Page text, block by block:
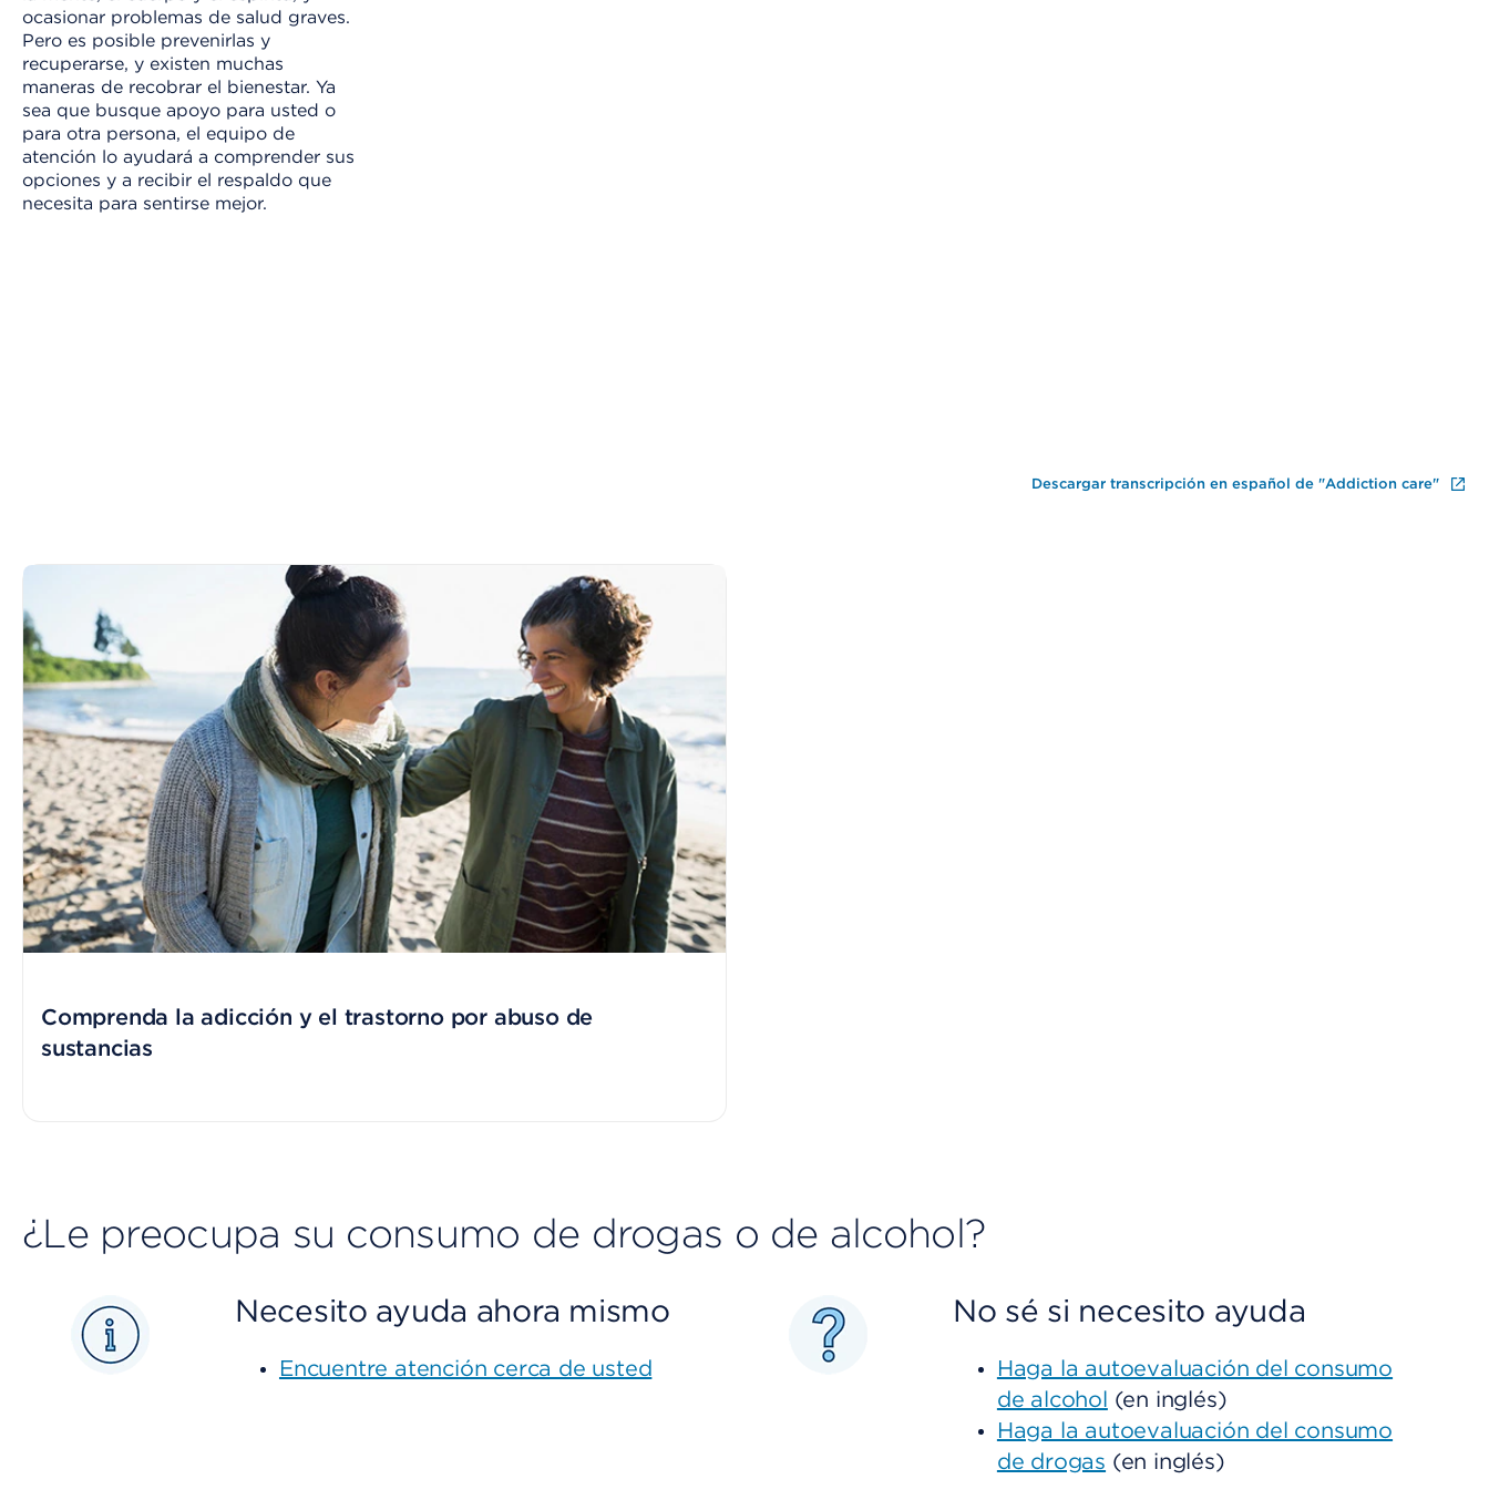
ocasionar problemas de salud graves.
Pero es posible prevenirlas y
recuperarse, y existen muchas
maneras de recobrar el bienestar. Ya
sea que busque apoyo para usted o
para otra persona, el equipo de
atención lo ayudará a comprender sus
opciones y a recibir el respaldo que
necesita para sentirse mejor.
Descargar transcripción en español de "Addiction care"
Comprenda la adicción y el trastorno por abuso de
sustancias
¿Le preocupa su consumo de drogas o de alcohol?
Necesito ayuda ahora mismo
Encuentre atención cerca de usted
No sé si necesito ayuda
Haga la autoevaluación del consumo
de alcohol (en inglés)
Haga la autoevaluación del consumo
de drogas (en inglés)